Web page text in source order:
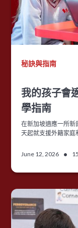
秘訣與指南
我的孩子會
學指南
在新加坡適應一所新
天起就支援外籍家庭
June 12, 2026 • 15